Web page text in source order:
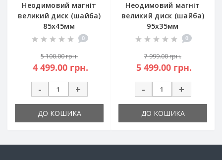
Неодимовий магніт
великий диск (шайба)
85x45мм
0
5 100.00 грн.
4 499.00 грн.
-
+
ДО КОШИКА
Неодимовий магніт
великий диск (шайба)
95x35мм
0
7 999.00 грн.
5 499.00 грн.
-
+
ДО КОШИКА